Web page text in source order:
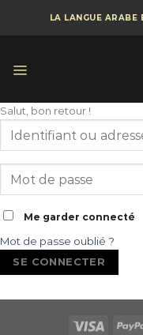
LA LANGUE ARABE
Salut, bon retour !
Me garder connecté
Mot de passe oublié ?
SE CONNECTER